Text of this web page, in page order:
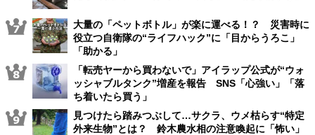
大量の「ペットボトル」が楽に運べる！？ 災害時に
役立つ自衛隊の“ライフハック”に「目からうろこ」
「助かる」
「転売ヤーから買わないで」アイラップ公式が“ウォ
ッシャブルタンク”増産を報告 SNS「心強い」「落
ち着いたら買う」
見つけたら踏みつぶして…サクラ、ウメ枯らす“特定
外来生物”とは？ 鈴木農水相の注意喚起に「怖い」